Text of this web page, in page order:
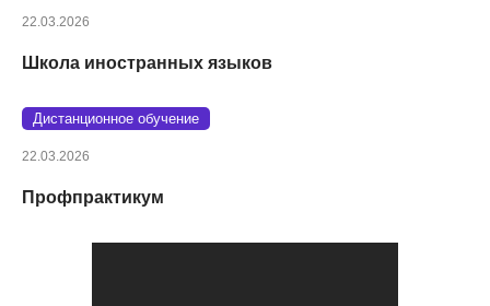
22.03.2026
Школа иностранных языков
Дистанционное обучение
22.03.2026
Профпрактикум